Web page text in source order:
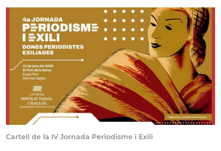
Cartell de la IV Jornada Periodisme i Exili